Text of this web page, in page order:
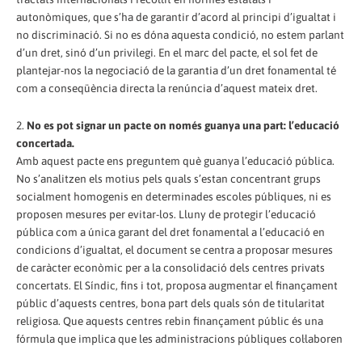
autonòmiques, que s’ha de garantir d’acord al principi d’igualtat i
no discriminació. Si no es dóna aquesta condició, no estem parlant
d’un dret, sinó d’un privilegi. En el marc del pacte, el sol fet de
plantejar-nos la negociació de la garantia d’un dret fonamental té
com a conseqüència directa la renúncia d’aquest mateix dret.
2. No es pot signar un pacte on només guanya una part: l’educació
concertada.
Amb aquest pacte ens preguntem què guanya l’educació pública.
No s’analitzen els motius pels quals s’estan concentrant grups
socialment homogenis en determinades escoles públiques, ni es
proposen mesures per evitar-los. Lluny de protegir l’educació
pública com a única garant del dret fonamental a l’educació en
condicions d’igualtat, el document se centra a proposar mesures
de caràcter econòmic per a la consolidació dels centres privats
concertats. El Síndic, fins i tot, proposa augmentar el finançament
públic d’aquests centres, bona part dels quals són de titularitat
religiosa. Que aquests centres rebin finançament públic és una
fórmula que implica que les administracions públiques col·laboren